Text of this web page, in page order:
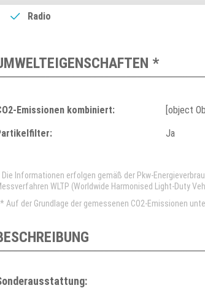
Radio
*
Emissionen kombiniert: [object
Ja
Informationen erfolgen gemäß der Pkw-
WLTP (Worldwide Harmonised Light-Duty
Auf der Grundlage der gemessenen CO2-Emissionen